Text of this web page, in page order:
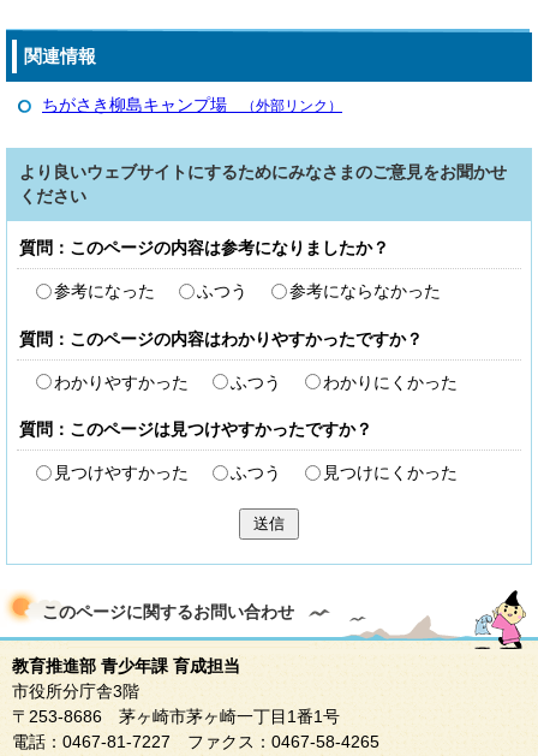
関連情報
ちがさき柳島キャンプ場 （外部リンク）
より良いウェブサイトにするためにみなさまのご意見をお聞かせ
ください
質問：このページの内容は参考になりましたか？
参考になった ふつう 参考にならなかった
質問：このページの内容はわかりやすかったですか？
わかりやすかった ふつう わかりにくかった
質問：このページは見つけやすかったですか？
見つけやすかった ふつう 見つけにくかった
送信
このページに関するお問い合わせ
教育推進部 青少年課 育成担当
市役所分庁舎3階
〒253-8686 茅ヶ崎市茅ヶ崎一丁目1番1号
電話：0467-81-7227 ファクス：0467-58-4265